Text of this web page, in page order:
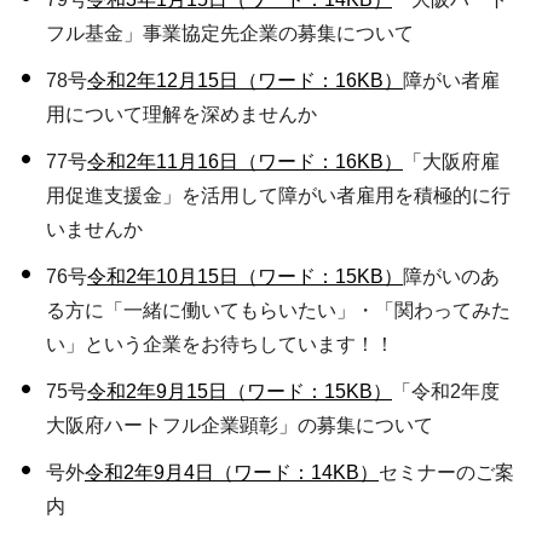
フル基金」事業協定先企業の募集について
78号令和2年12月15日（ワード：16KB） 障がい者雇
用について理解を深めませんか
77号令和2年11月16日（ワード：16KB）
「大阪府雇
用促進支援金」を活用して障がい者雇用を積極的に行
いませんか
76号令和2年10月15日（ワード：15KB） 障がいのあ
る方に「一緒に働いてもらいたい」・「関わってみた
い」という企業をお待ちしています！！
75号令和2年9月15日（ワード：15KB）
「令和2年度
大阪府ハートフル企業顕彰」の募集について
号外令和2年9月4日（ワード：14KB） セミナーのご案
内